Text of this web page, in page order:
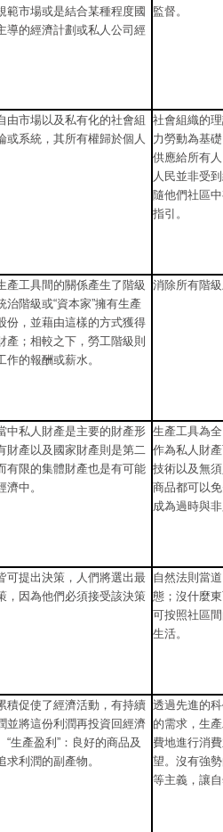
範市場或是結合某種程度國
導的經濟計劃或私人公司經
監督。
由市場以及私有化的社會組
或系統，其所有權歸於個人
社會組織的
力勞動為基
供應給所有
人民並非受
隨他們社區
指引。
產工具間的關係產生了階級
治階級或“資本家”擁有生產
份，並藉由這樣的方式獲得
產；相較之下，勞工階級則
作的報酬或薪水。
消除所有階
中私人財產是主要的財產形
財產以及國家財產則是第二
有限的集體財產也是有可能
濟中。
生產工具為
作為私人財
技術以及無
商品都可以
成為過時與
可提出決策，人們將選出最
，因為他們必須接受該決策
自然法則當
態；沒什麼
可按照社區
生活。
積促使了經濟活動，有持續
並將這份利潤再投資回經濟
“生產盈利”：良好的商品及
求利潤的副產物。
透過先進的
的需求，生
費地進行消
望。沒有強
等主義，讓